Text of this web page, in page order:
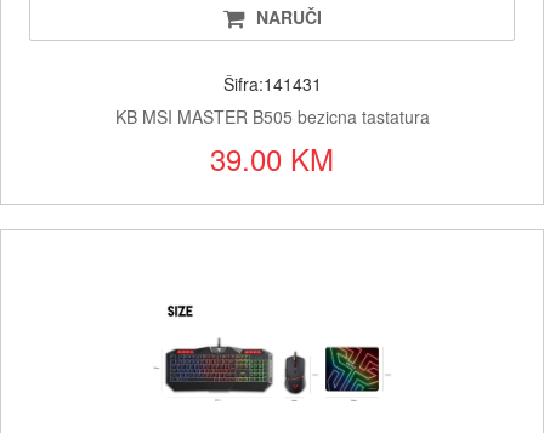
NARUČI
Šifra:141431
KB MSI MASTER B505 bezicna tastatura
39.00 KM